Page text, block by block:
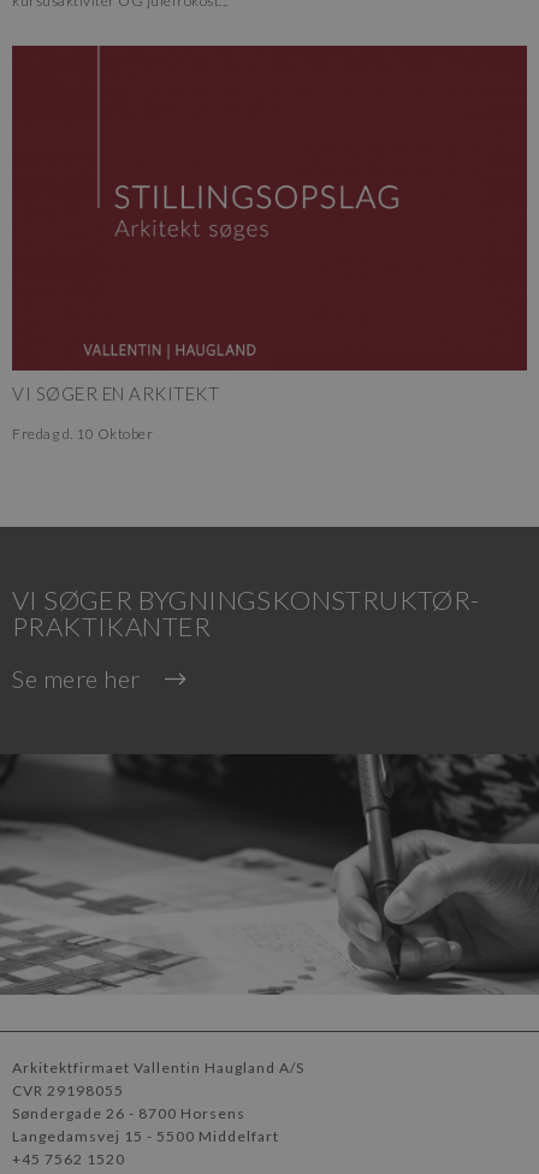
VI SØGER EN ARKITEKT
Fredag d. 10 Oktober
VI SØGER BYGNINGSKONSTRUKTØR-
PRAKTIKANTER
Se mere her
Arkitektfirmaet Vallentin Haugland A/S
CVR 29198055
Søndergade 26
8700 Horsens
Langedamsvej 15
5500 Middelfart
+45 7562 1520